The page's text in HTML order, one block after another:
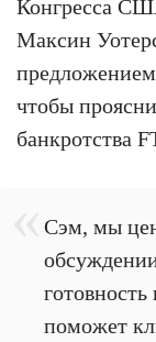
Конгресса
Максин
чтобы
банкротства
Сэм, мы
поможет